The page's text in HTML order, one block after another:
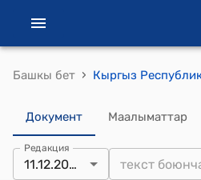
Башкы бет ›
Документ Маалыматтар
Редакция
11.12.2025